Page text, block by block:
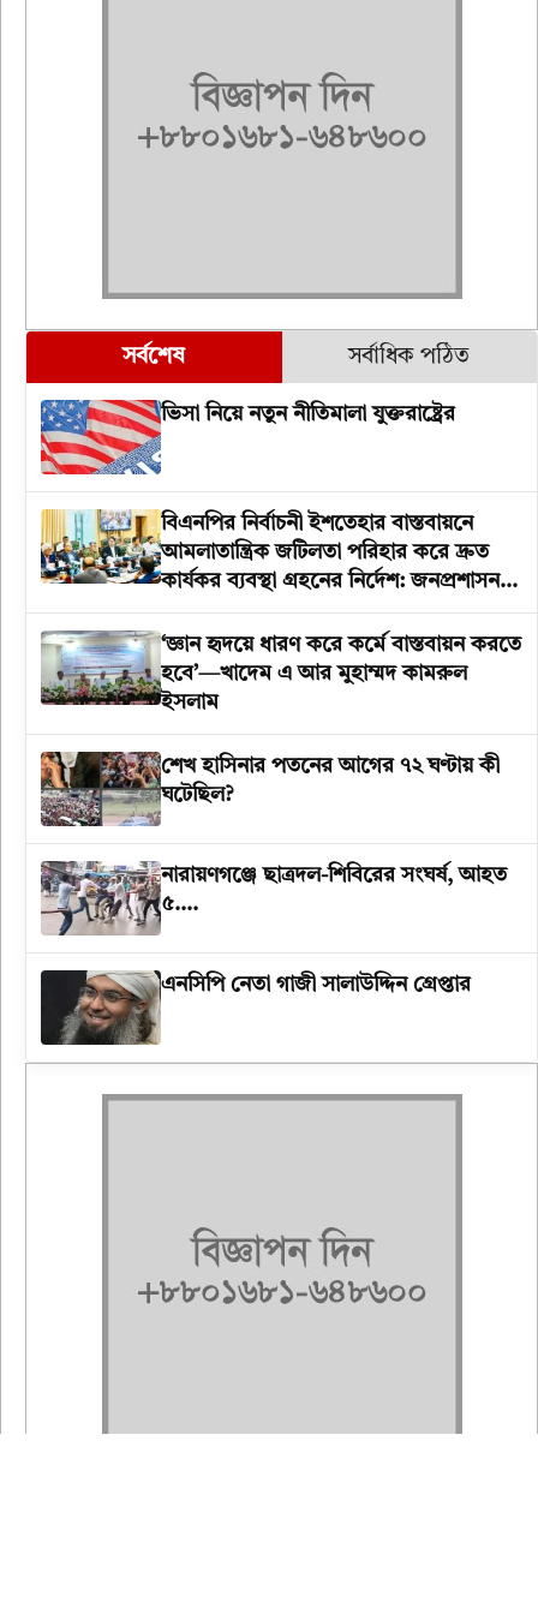
সর্বশেষ সর্বাধিক পঠিত
ভিসা নিয়ে নতুন নীতিমালা যুক্তরাষ্ট্রের
বিএনপির নির্বাচনী ইশতেহার বাস্তবায়নে
আমলাতান্ত্রিক জটিলতা পরিহার করে দ্রুত
কার্যকর ব্যবস্থা গ্রহনের নির্দেশ: জনপ্রশাসন
উপদেষ্টা
‘জ্ঞান হৃদয়ে ধারণ করে কর্মে বাস্তবায়ন করতে
হবে’—খাদেম এ আর মুহাম্মদ কামরুল
ইসলাম
শেখ হাসিনার পতনের আগের ৭২ ঘণ্টায় কী
ঘটেছিল?
‎নারায়ণগঞ্জে ছাত্রদল-শিবিরের সংঘর্ষ, আহত
৫….
এনসিপি নেতা গাজী সালাউদ্দিন গ্রেপ্তার